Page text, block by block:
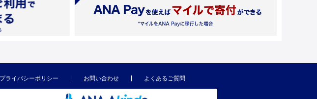
プライバシーポリシー お問い合わせ よくあるご質問